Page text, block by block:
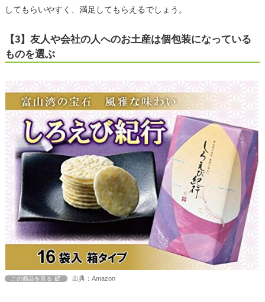
してもらいやすく、満足してもらえるでしょう。
【3】友人や会社の人へのお土産は個包装になっている
ものを選ぶ
この商品を見る 出典：Amazon